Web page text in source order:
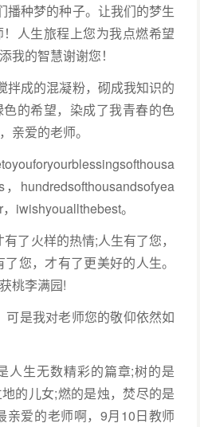
播种梦的种子。让我们的梦生
人生旅程上您为我点燃希望
我的智慧谢谢您！
成的混凝粉，砌成我知识的
的希望，染成了我青春的色
亲爱的老师。
hundredsofthousandsofyea
iwishyouallthebest。
火样的热情;人生有了您，
您，才有了更美好的人生。
桃李满园!
是我对老师您的敬仰依然如
人生无数精彩的篇章;树的是
的儿女;燃的是烛，焚尽的是
亲爱的老师啊，9月10日教师